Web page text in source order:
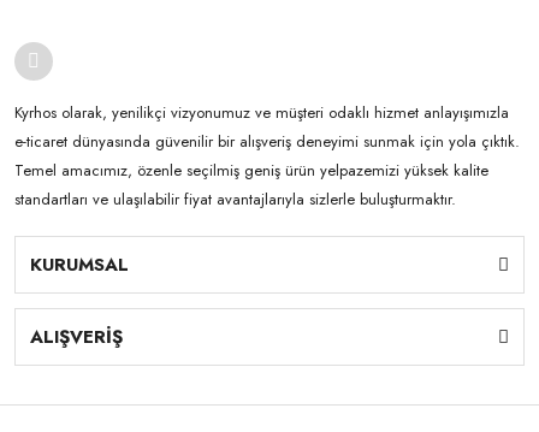
Kyrhos olarak, yenilikçi vizyonumuz ve müşteri odaklı hizmet anlayışımızla
e-ticaret dünyasında güvenilir bir alışveriş deneyimi sunmak için yola çıktık.
Temel amacımız, özenle seçilmiş geniş ürün yelpazemizi yüksek kalite
standartları ve ulaşılabilir fiyat avantajlarıyla sizlerle buluşturmaktır.
KURUMSAL
ALIŞVERİŞ